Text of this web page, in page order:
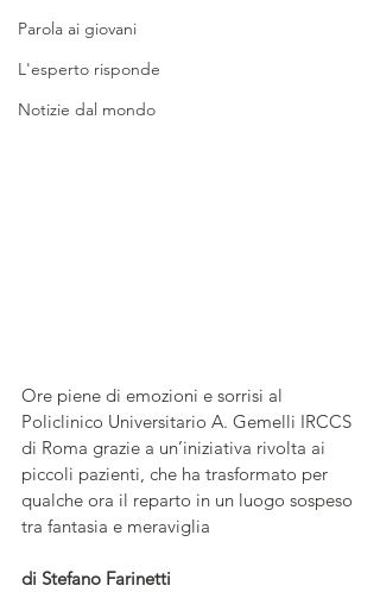
Parola ai giovani
L'esperto risponde
Notizie dal mondo
Ore piene di emozioni e sorrisi al
Policlinico Universitario A. Gemelli IRCCS
di Roma grazie a un’iniziativa rivolta ai
piccoli pazienti, che ha trasformato per
qualche ora il reparto in un luogo sospeso
tra fantasia e meraviglia
di Stefano Farinetti